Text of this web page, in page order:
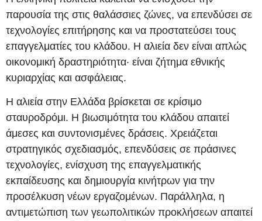
παρουσία της στις θαλάσσιες ζώνες, να επενδύσει σε
τεχνολογίες επιτήρησης και να προστατεύσει τους
επαγγελματίες του κλάδου. Η αλιεία δεν είναι απλώς
οικονομική δραστηριότητα· είναι ζήτημα εθνικής
κυριαρχίας και ασφάλειας.
Η αλιεία στην Ελλάδα βρίσκεται σε κρίσιμο
σταυροδρόμι. Η βιωσιμότητα του κλάδου απαιτεί
άμεσες και συντονισμένες δράσεις. Χρειάζεται
στρατηγικός σχεδιασμός, επενδύσεις σε πράσινες
τεχνολογίες, ενίσχυση της επαγγελματικής
εκπαίδευσης και δημιουργία κινήτρων για την
προσέλκυση νέων εργαζομένων. Παράλληλα, η
αντιμετώπιση των γεωπολιτικών προκλήσεων απαιτεί